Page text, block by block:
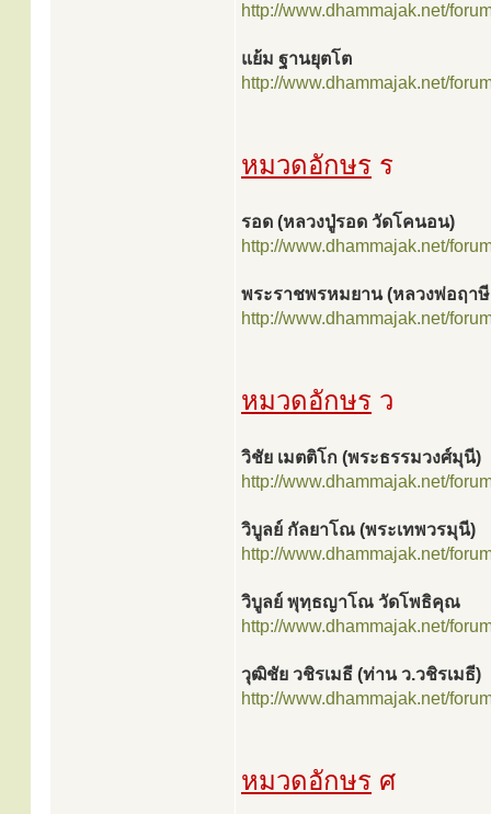
http://www.dhammajak.net/
แย้ม ฐานยุตโต
http://www.dhammajak.net/
หมวดอักษร ร
รอด (หลวงปู่รอด วัดโคนอน)
http://www.dhammajak.net/
พระราชพรหมยาน (หลวงพ่อฤาษี
http://www.dhammajak.net/
หมวดอักษร ว
วิชัย เมตติโก (พระธรรมวงศ์มุนี)
http://www.dhammajak.net/
วิบูลย์ กัลยาโณ (พระเทพวรมุนี)
http://www.dhammajak.net/
วิบูลย์ พุทฺธญาโณ วัดโพธิคุณ
http://www.dhammajak.net/
วุฒิชัย วชิรเมธี (ท่าน ว.วชิรเมธี)
http://www.dhammajak.net/
หมวดอักษร ศ